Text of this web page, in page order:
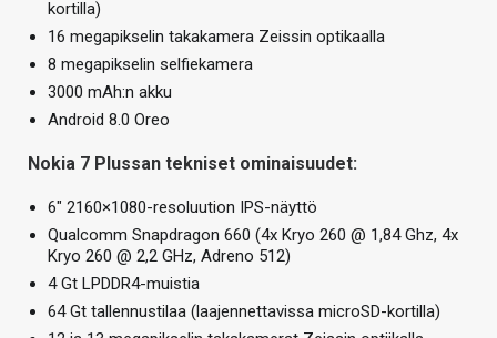
kortilla)
16 megapikselin takakamera Zeissin optikaalla
8 megapikselin selfiekamera
3000 mAh:n akku
Android 8.0 Oreo
Nokia 7 Plussan tekniset ominaisuudet:
6″ 2160×1080-resoluution IPS-näyttö
Qualcomm Snapdragon 660 (4x Kryo 260 @ 1,84 Ghz, 4x
Kryo 260 @ 2,2 GHz, Adreno 512)
4 Gt LPDDR4-muistia
64 Gt tallennustilaa (laajennettavissa microSD-kortilla)